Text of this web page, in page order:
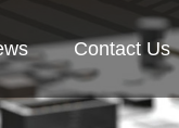
Contact Us